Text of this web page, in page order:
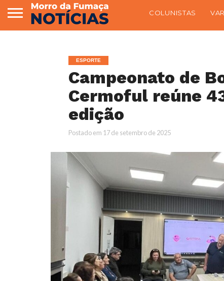
COLUNISTAS
ESPORTE
Campeonato de
Cermoful reúne
edição
Postado em 17 de setembro de 2025